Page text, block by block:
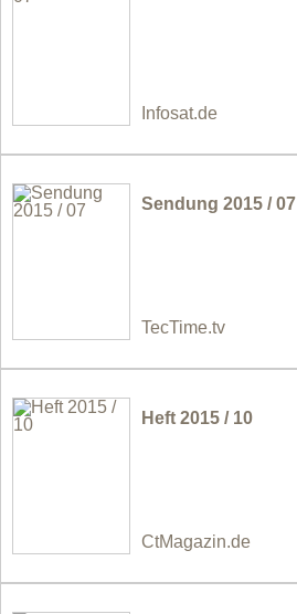
Infosat.de
Sendung 2015 / 07
TecTime.tv
Heft 2015 / 10
CtMagazin.de